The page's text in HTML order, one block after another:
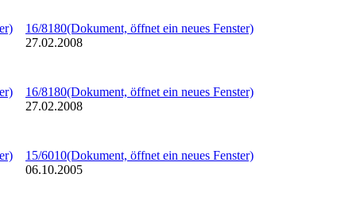
16/8180(Dokument, öffnet ein neues Fenster)
27.02.2008
16/8180(Dokument, öffnet ein neues Fenster)
27.02.2008
15/6010(Dokument, öffnet ein neues Fenster)
06.10.2005